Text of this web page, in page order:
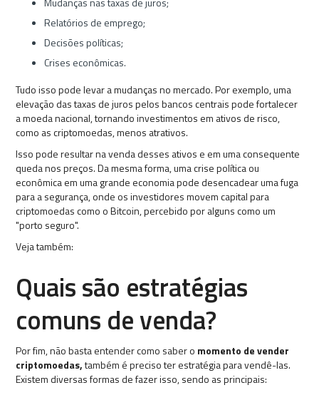
Relatórios de emprego;
Decisões políticas;
Crises econômicas.
Tudo isso pode levar a mudanças no mercado. Por exemplo, uma
elevação das taxas de juros pelos bancos centrais pode fortalecer
a moeda nacional, tornando investimentos em ativos de risco,
como as criptomoedas, menos atrativos.
Isso pode resultar na venda desses ativos e em uma consequente
queda nos preços. Da mesma forma, uma crise política ou
econômica em uma grande economia pode desencadear uma fuga
para a segurança, onde os investidores movem capital para
criptomoedas como o Bitcoin, percebido por alguns como um
"porto seguro".
Veja também:
Quais são estratégias
comuns de venda?
Por fim, não basta entender como saber o momento de vender
criptomoedas,também é preciso ter estratégia para vendê-las.
Existem diversas formas de fazer isso, sendo as principais: